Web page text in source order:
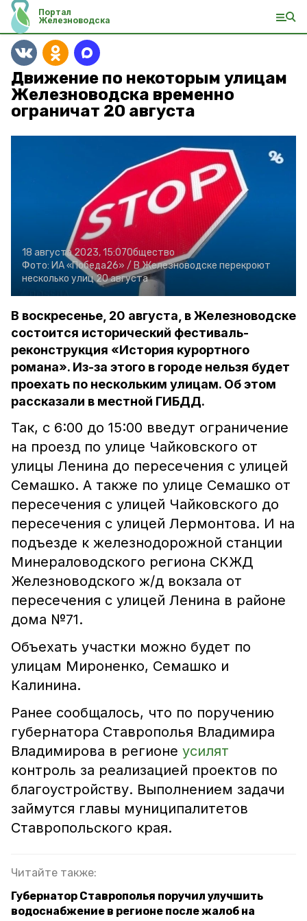
Портал
Железноводска
Движение по некоторым улицам
Железноводска временно
ограничат 20 августа
18 августа 2023, 15:07Общество
Фото: ИА «Победа26» / В Железноводске перекроют
несколько улиц 20 августа
В воскресенье, 20 августа, в Железноводске
состоится исторический фестиваль-
реконструкция «История курортного
романа». Из-за этого в городе нельзя будет
проехать по нескольким улицам. Об этом
рассказали в местной ГИБДД.
Так, с 6:00 до 15:00 введут ограничение
на проезд по улице Чайковского от
улицы Ленина до пересечения с улицей
Семашко. А также по улице Семашко от
пересечения с улицей Чайковского до
пересечения с улицей Лермонтова. И на
подъезде к железнодорожной станции
Минераловодского региона СКЖД
Железноводского ж/д вокзала от
пересечения с улицей Ленина в районе
дома №71.
Объехать участки можно будет по
улицам Мироненко, Семашко и
Калинина.
Ранее сообщалось, что по поручению
губернатора Ставрополья Владимира
Владимирова в регионе усилят
контроль за реализацией проектов по
благоустройству. Выполнением задачи
займутся главы муниципалитетов
Ставропольского края.
Читайте также:
Губернатор Ставрополья поручил улучшить
водоснабжение в регионе после жалоб на